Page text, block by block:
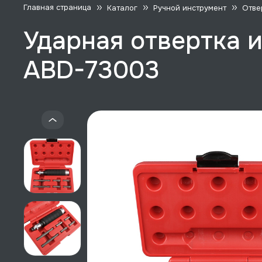
Главная страница Каталог Ручной инструмент
Ударная отвертка
ABD-73003